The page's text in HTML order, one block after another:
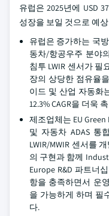
유럽은 2025년에 USD
성장을 보일 것으로 예
유럽은 증가하는 국
동차/항공우주 분야
침투 LWIR 센서가 필
장의 상당한 점유율
이드 및 산업 자동화
12.3% CAGR을 더욱
제조업체는 EU
및 자동차 ADAS 통
LWIR/MWIR 센서를
의 구현과 함께
Europe R&D 파트너
항을 충족하면서 운
을 가능하게 하며 필
다.